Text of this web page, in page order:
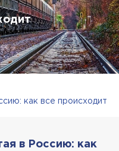
как все происходит
в Россию: как